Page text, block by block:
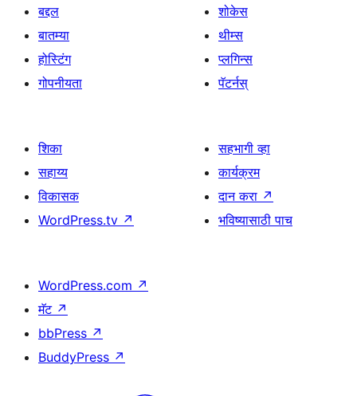
बद्दल
बातम्या
होस्टिंग
गोपनीयता
शोकेस
थीम्स
प्लगिन्स
पॅटर्नस्
शिका
सहाय्य
विकासक
WordPress.tv ↗
सहभागी व्हा
कार्यक्रम
दान करा ↗
भविष्यासाठी पाच
WordPress.com ↗
मॅट ↗
bbPress ↗
BuddyPress ↗